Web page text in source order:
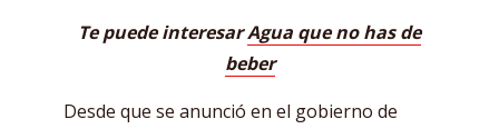
Te puede interesarAgua que no has de
beber
Desde que se anunció en el gobierno de